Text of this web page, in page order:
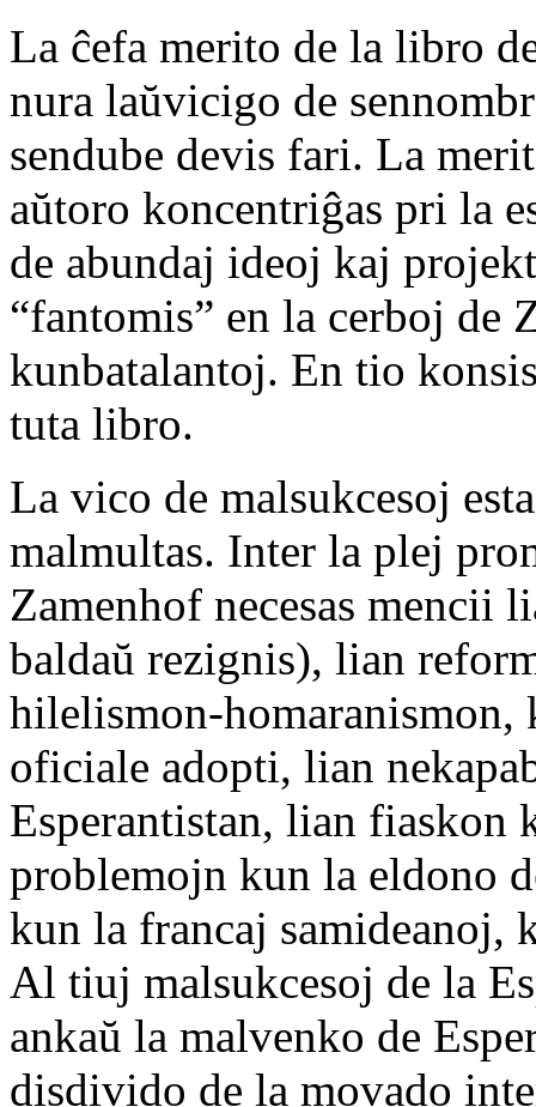
La ĉefa merito de la libro
nura laŭvicigo de
sendube devis fari. La
aŭtoro koncentriĝas pri la
de abundaj ideoj kaj
“fantomis” en la cerboj de
kunbatalantoj. En tio
tuta libro.
La vico de malsukcesoj
malmultas. Inter la plej
Zamenhof necesas mencii
baldaŭ rezignis), lian
hilelismon-homaranismon,
oficiale adopti, lian
Esperantistan, lian
problemojn kun la eldono
kun la francaj samideanoj,
Al tiuj malsukcesoj de la
ankaŭ la malvenko de
disdivido de la movado